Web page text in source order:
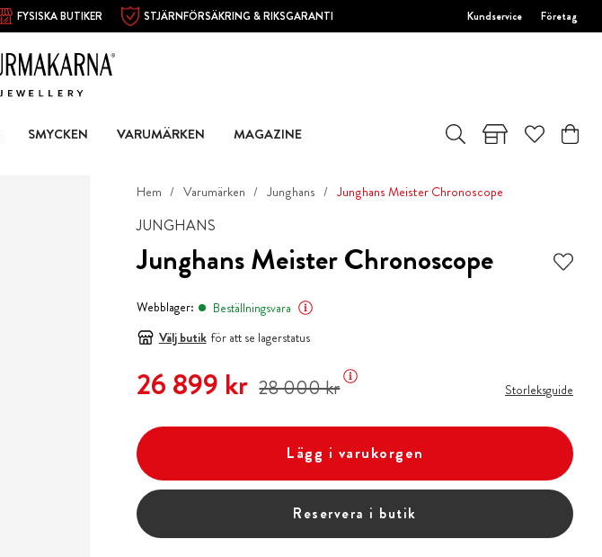
FYSISKA BUTIKER STJÄRNFÖRSÄKRING & RIKSGARANTI Kundservice Företag
SMYCKEN VARUMÄRKEN MAGAZINE
Hem Varumärken Junghans Junghans Meister Chronoscope
JUNGHANS
Junghans Meister Chronoscope
Webblager:
Beställningsvara
Välj butik för att se lagerstatus
Nuvarande pris: Tidigare pris
26 899 kr 28 000 kr Storleksguide
Lägg i varukorgen
Reservera i butik